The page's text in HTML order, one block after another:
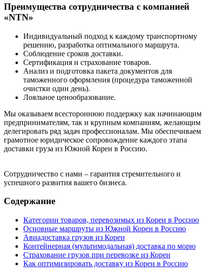
Преимущества сотрудничества с компанией
«NTN»
Индивидуальный подход к каждому транспортному
решению, разработка оптимального маршрута.
Соблюдение сроков доставки.
Сертификация и страхование товаров.
Анализ и подготовка пакета документов для
таможенного оформления (процедура таможенной
очистки один день).
Лояльное ценообразование.
Мы оказываем всестороннюю поддержку как начинающим
предпринимателям, так и крупным компаниям, желающим
делегировать ряд задач профессионалам. Мы обеспечиваем
грамотное юридическое сопровождение каждого этапа
доставки груза из Южной Кореи в Россию.
Сотрудничество с нами – гарантия стремительного и
успешного развития вашего бизнеса.
Содержание
Категории товаров, перевозимых из Кореи в Россию
Основные маршруты из Южной Кореи в Россию
Авиадоставка грузов из Кореи
Контейнерная (мультимодальная) доставка по морю
Страхование грузов при перевозке из Кореи
Как оптимизировать доставку из Кореи в Россию